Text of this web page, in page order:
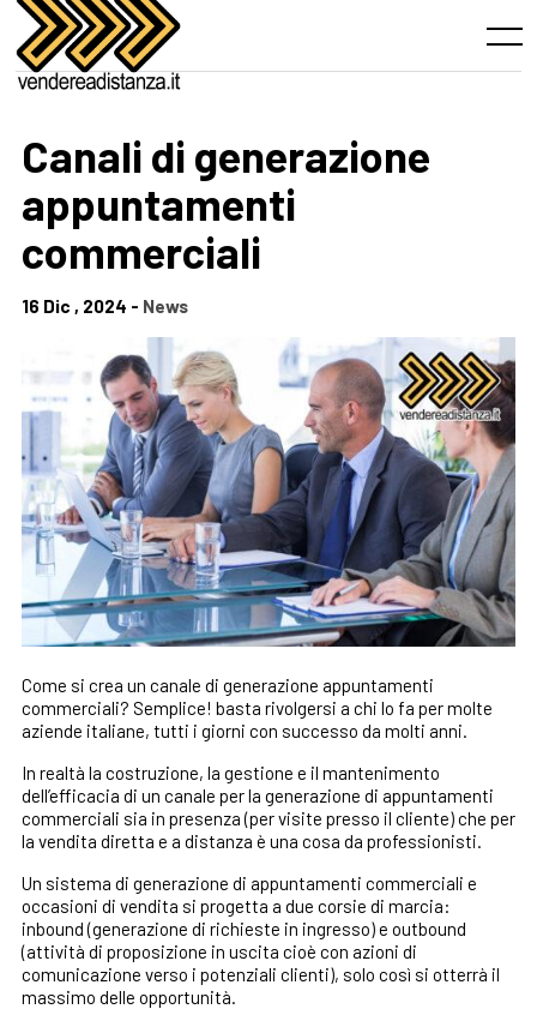
Skip
content
Menu
Canali di generazione
appuntamenti
commerciali
16 Dic , 2024 - News
Come si crea un canale di generazione appuntamenti
commerciali? Semplice! basta rivolgersi a chi lo fa per molte
aziende italiane, tutti i giorni con successo da molti anni.
In realtà la costruzione, la gestione e il mantenimento
dell’efficacia di un canale per la generazione di appuntamenti
commerciali sia in presenza (per visite presso il cliente) che per
la vendita diretta e a distanza è una cosa da professionisti.
Un sistema di generazione di appuntamenti commerciali e
occasioni di vendita si progetta a due corsie di marcia:
inbound (generazione di richieste in ingresso) e outbound
(attività di proposizione in uscita cioè con azioni di
comunicazione verso i potenziali clienti), solo così si otterrà il
massimo delle opportunità.